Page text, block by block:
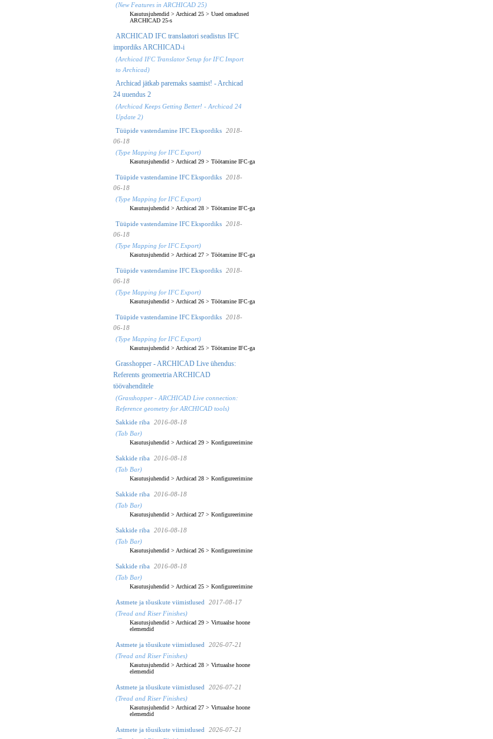
(New Features in ARCHICAD 25)
Kasutusjuhendid > Archicad 25 > Uued omadused
ARCHICAD 25-s
ARCHICAD IFC translaatori seadistus IFC
impordiks ARCHICAD-i
(Archicad IFC Translator Setup for IFC Import
to Archicad)
Archicad jätkab paremaks saamist! - Archicad
24 uuendus 2
(Archicad Keeps Getting Better! - Archicad 24
Update 2)
Tüüpide vastendamine IFC Ekspordiks
2018-
06-18
(Type Mapping for IFC Export)
Kasutusjuhendid > Archicad 29 > Töötamine IFC-ga
Tüüpide vastendamine IFC Ekspordiks
2018-
06-18
(Type Mapping for IFC Export)
Kasutusjuhendid > Archicad 28 > Töötamine IFC-ga
Tüüpide vastendamine IFC Ekspordiks
2018-
06-18
(Type Mapping for IFC Export)
Kasutusjuhendid > Archicad 27 > Töötamine IFC-ga
Tüüpide vastendamine IFC Ekspordiks
2018-
06-18
(Type Mapping for IFC Export)
Kasutusjuhendid > Archicad 26 > Töötamine IFC-ga
Tüüpide vastendamine IFC Ekspordiks
2018-
06-18
(Type Mapping for IFC Export)
Kasutusjuhendid > Archicad 25 > Töötamine IFC-ga
Grasshopper - ARCHICAD Live ühendus:
Referents geomeetria ARCHICAD
töövahenditele
(Grasshopper - ARCHICAD Live connection:
Reference geometry for ARCHICAD tools)
Sakkide riba
2016-08-18
(Tab Bar)
Kasutusjuhendid > Archicad 29 > Konfigureerimine
Sakkide riba
2016-08-18
(Tab Bar)
Kasutusjuhendid > Archicad 28 > Konfigureerimine
Sakkide riba
2016-08-18
(Tab Bar)
Kasutusjuhendid > Archicad 27 > Konfigureerimine
Sakkide riba
2016-08-18
(Tab Bar)
Kasutusjuhendid > Archicad 26 > Konfigureerimine
Sakkide riba
2016-08-18
(Tab Bar)
Kasutusjuhendid > Archicad 25 > Konfigureerimine
Astmete ja tõusikute viimistlused
2017-08-17
(Tread and Riser Finishes)
Kasutusjuhendid > Archicad 29 > Virtuaalse hoone
elemendid
Astmete ja tõusikute viimistlused
2026-07-21
(Tread and Riser Finishes)
Kasutusjuhendid > Archicad 28 > Virtuaalse hoone
elemendid
Astmete ja tõusikute viimistlused
2026-07-21
(Tread and Riser Finishes)
Kasutusjuhendid > Archicad 27 > Virtuaalse hoone
elemendid
Astmete ja tõusikute viimistlused
2026-07-21